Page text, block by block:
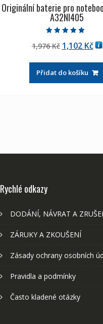
Originální baterie pro
A32NI405
5.00
z 5
1,976Kč Původní
byla:
1,976 Kč
1,102 Kč
je:
Přidat do košíku
Rychlé odkazy
DODÁNÍ, NÁVRAT A
ZÁRUKY A ZKOUŠENÍ
Zásady ochrany osobních
Pravidla a podmínky
Často kladené otázky